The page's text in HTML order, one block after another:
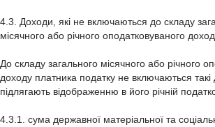
4.3. Доходи, які не включаються до складу
місячного або річного оподатковуваного
До складу загального місячного або річного
доходу платника податку не включаються
підлягають відображенню в його річній
4.3.1. сума державної матеріальної та